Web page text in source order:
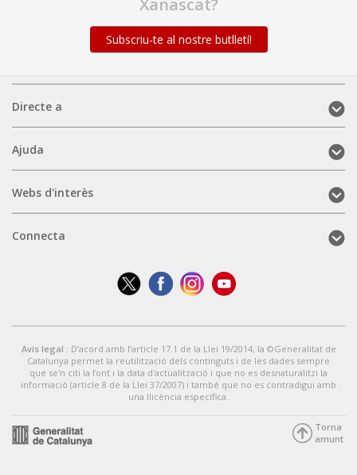
Xanascat?
Subscriu-te al nostre butlletí!
Directe
a
Directe a
Ajuda
(mobile)
Ajuda
Webs
d'interès
Webs d'interès
Connecta
Connecta
Avís legal : D’acord amb l’article 17.1 de la Llei 19/2014, la ©Generalitat de
Catalunya permet la reutilització dels continguts i de les dades sempre
que se'n citi la font i la data d'actualització i que no es desnaturalitzi la
informació (article 8 de la Llei 37/2007) i també que no es contradigui amb
una llicència específica.
Torna
amunt